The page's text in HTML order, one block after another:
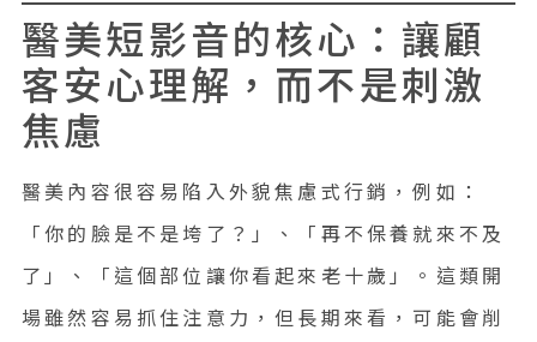
醫美短影音的核心：讓顧
客安心理解，而不是刺激
焦慮
醫美內容很容易陷入外貌焦慮式行銷，例如：
「你的臉是不是垮了？」、「再不保養就來不及
了」、「這個部位讓你看起來老十歲」。這類開
場雖然容易抓住注意力，但長期來看，可能會削